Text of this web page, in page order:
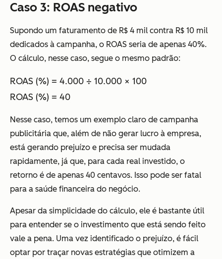
Caso 3: ROAS negativo
Supondo um faturamento de R$ 4 mil contra R$ 10 mil
dedicados à campanha, o ROAS seria de apenas 40%.
O cálculo, nesse caso, segue o mesmo padrão:
ROAS (%) = 4.000 ÷ 10.000 × 100
ROAS (%) = 40
Nesse caso, temos um exemplo claro de campanha
publicitária que, além de não gerar lucro à empresa,
está gerando prejuízo e precisa ser mudada
rapidamente, já que, para cada real investido, o
retorno é de apenas 40 centavos. Isso pode ser fatal
para a saúde financeira do negócio.
Apesar da simplicidade do cálculo, ele é bastante útil
para entender se o investimento que está sendo feito
vale a pena. Uma vez identificado o prejuízo, é fácil
optar por traçar novas estratégias que otimizem a